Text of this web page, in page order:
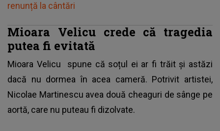
renunță la cântări
Mioara Velicu crede că tragedia
putea fi evitată
Mioara Velicu
spune că soțul ei ar fi trăit și astăzi
dacă nu dormea în acea cameră. Potrivit artistei,
Nicolae Martinescu avea două cheaguri de sânge pe
aortă, care nu puteau fi dizolvate.